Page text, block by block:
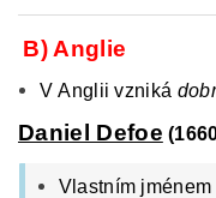
B) Anglie
V Anglii vzniká
Daniel Defoe
Vlastním jménem